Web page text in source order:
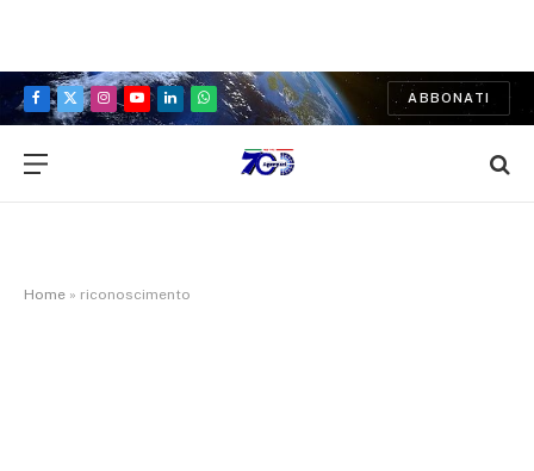
Facebook
X
Instagram
YouTubeLinkedInWhatsApp
ABBONATI
Home » riconoscimento